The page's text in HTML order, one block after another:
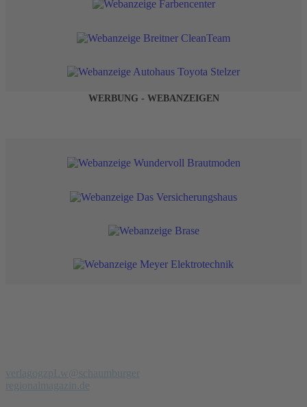
WERBUNG - WEBANZEIGEN
verlagogzpLw @schaumburger
regionalmagazin.de